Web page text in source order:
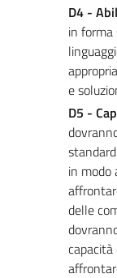
D4 -
in forma
e
D5 -
in modo
delle